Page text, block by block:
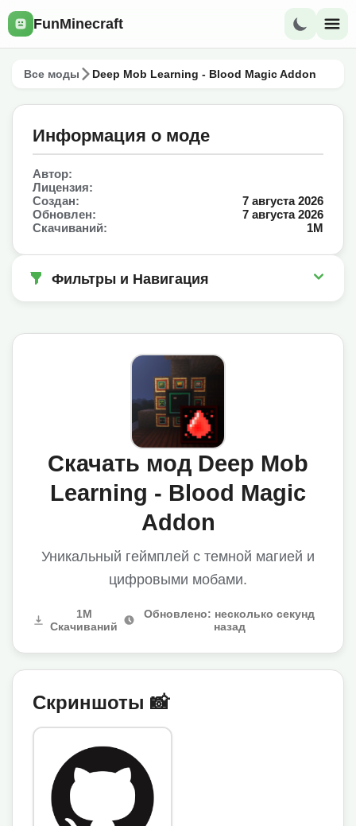
FunMinecraft
Все моды Deep Mob Learning - Blood Magic Addon
Скачать мод Deep Mob
Learning - Blood Magic
Addon
Уникальный геймплей с темной магией и
цифровыми мобами.
1M
Скачиваний
Обновлено: несколько секунд
назад
Скриншоты 📸
Информация о моде
Автор:
Лицензия:
Создан:
7 августа 2026
Обновлен:
7 августа 2026
Скачиваний:
1M
Фильтры и Навигация